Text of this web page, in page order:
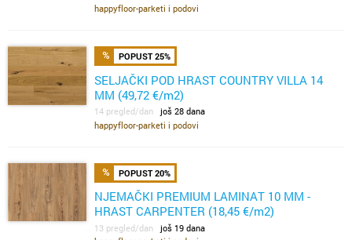
happyfloor-parketi i podovi
POPUST 25%
SELJAČKI POD HRAST COUNTRY VILLA 14
MM (49,72 €/m2)
14 pregled/dan još 28 dana
happyfloor-parketi i podovi
POPUST 20%
NJEMAČKI PREMIUM LAMINAT 10 MM -
HRAST CARPENTER (18,45 €/m2)
13 pregled/dan još 19 dana